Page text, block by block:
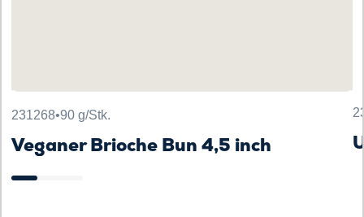
231268•90 g/Stk.
Veganer Brioche Bun 4,5 inch